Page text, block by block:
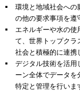
環境と地域社会への
の他の要求事項を遵
エネルギーや水の
て、世界トップクラ
社会と積極的に連携
デジタル技術を活用
ーン全体でデータ
特定と管理を行いま